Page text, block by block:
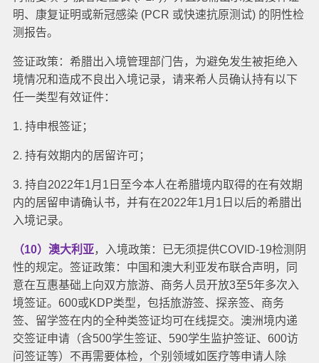
明、康复证明或新冠感染 (PCR 或快速抗原测试) 的阴性检
测报告。
签证政策：希腊出入境管理部门告，为避免发生被拒绝入
境情况和造成不良出入境记录，请来希人员确认持有以下
任一类型有效证件：
1. 持申根签证；
2. 持有效期内的居留许可；
3. 持自2022年1月1日至今本人在希腊境内取得的在有效期
内的居留申请确认书，并有在2022年1月1日以后的希腊出
入境记录。
（10）澳大利亚，入境政策：已无须提供COVID-19检测阴
性的规定。 签证政策：中国和澳大利亚发布联合声明，同
意在互惠基础上向双方旅游、商务人员开放3至5年多次入
境签证。 600或KDP类型，包括旅游签、探亲签、商务
签、留学签在内的全种类签证均可在线提交。 澳洲境内递
交签证申请（含500学生签证、590学生监护签证、600访
问签证等）不再需要体检，个别领域如医疗等申请人除